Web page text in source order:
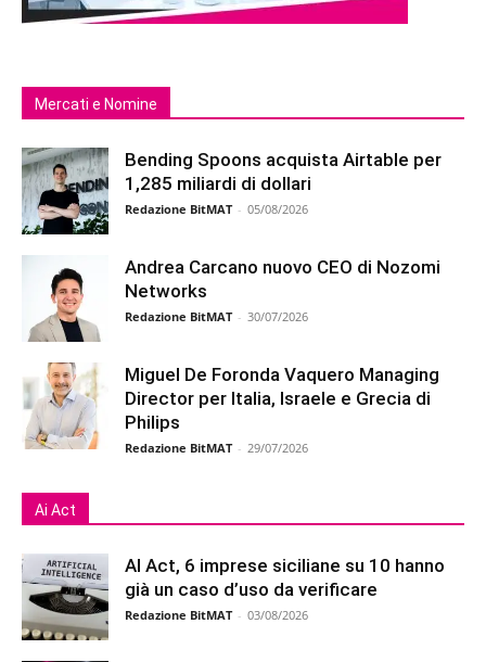
Mercati e Nomine
Bending Spoons acquista Airtable per
1,285 miliardi di dollari
Redazione BitMAT - 05/08/2026
Andrea Carcano nuovo CEO di Nozomi
Networks
Redazione BitMAT - 30/07/2026
Miguel De Foronda Vaquero Managing
Director per Italia, Israele e Grecia di
Philips
Redazione BitMAT - 29/07/2026
Ai Act
AI Act, 6 imprese siciliane su 10 hanno
già un caso d’uso da verificare
Redazione BitMAT - 03/08/2026